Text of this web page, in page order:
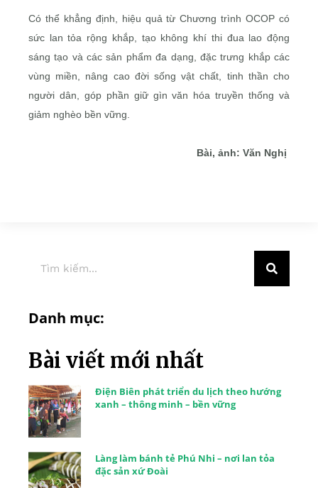
Có thể khẳng định, hiệu quả từ Chương trình OCOP có
sức lan tỏa rộng khắp, tạo không khí thi đua lao động
sáng tạo và các sản phẩm đa dạng, đặc trưng khắp các
vùng miền, nâng cao đời sống vật chất, tinh thần cho
người dân, góp phần giữ gìn văn hóa truyền thống và
giảm nghèo bền vững.
Bài, ảnh: Văn Nghị
Danh mục:
Bài viết mới nhất
Điện Biên phát triển du lịch theo hướng
xanh – thông minh – bền vững
Làng làm bánh tẻ Phú Nhi – nơi lan tỏa
đặc sản xứ Đoài